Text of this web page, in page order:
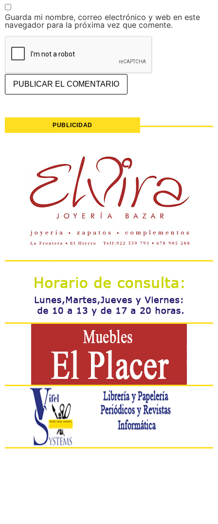
Guarda mi nombre, correo electrónico y web en este
navegador para la próxima vez que comente.
PUBLICIDAD